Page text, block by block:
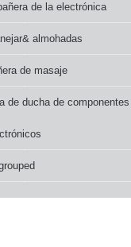
de la electrónica
almohadas
de masaje
de ducha de componentes